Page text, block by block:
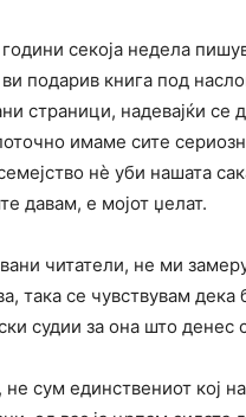
секоја недела
подарив книга под
страници, надевајќи се
имаме сите
нѐ уби нашата
давам, е мојот џелат.
читатели, не ми
така се чувствувам
судии за она што денес
сум единствениот кој